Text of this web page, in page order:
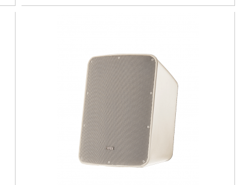
CS-S8TW
Version passive 8Ω/100V/70V
IP66 en option
Vendue à l'unité